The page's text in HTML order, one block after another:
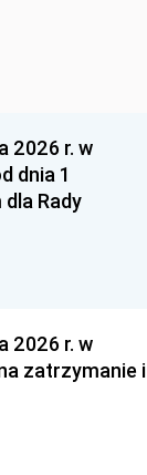
2026 r. w
dnia 1
Rady
2026 r. w
zatrzymanie i